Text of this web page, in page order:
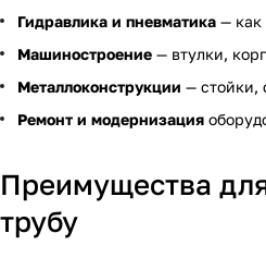
Гидравлика и пневматика — как
Машиностроение — втулки,
Металлоконструкции — стойки,
Ремонт и модернизация
Преимущества
трубу